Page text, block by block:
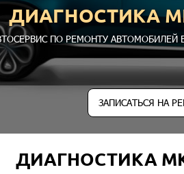
ДИАГНОСТИКА
ПО РЕМОНТУ АВТОМОБИЛЕЙ
ЗАПИСАТЬСЯ НА
ДИАГНОСТИКА